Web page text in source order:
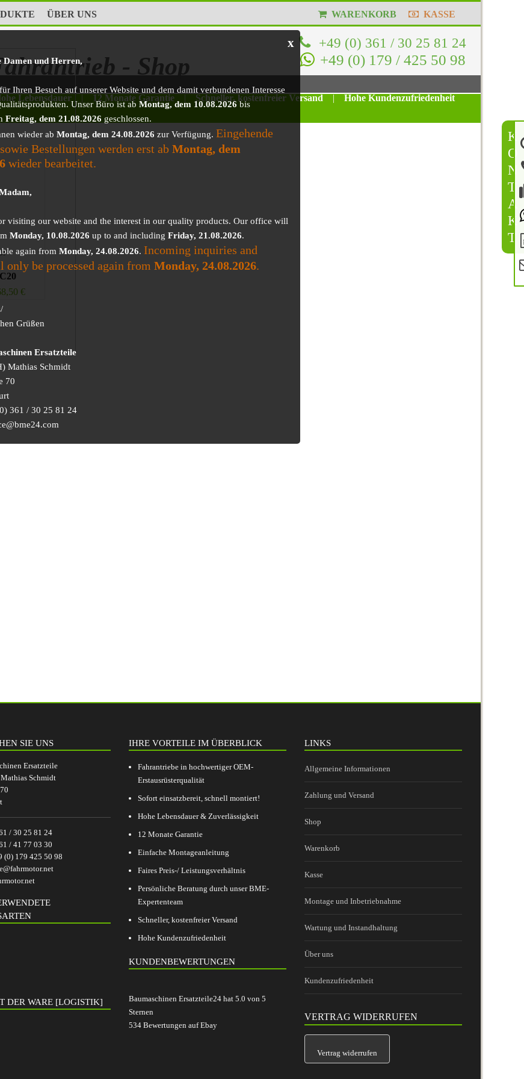
K
O
N
T
A
K
T
ÜBER UNS
WARENKORB KASSE
+49 (0) 361 / 30 25 81 24
+49 (0) 179 / 425 50 98
- Shop
x
Damen und Herren,
Ihren Besuch auf unserer Website und dem damit verbundenen Interesse
Unser Büro ist ab Montag, dem 10.08.2026bis
Freitag, dem 21.08.2026 geschlossen.
wieder ab Montag, dem 24.08.2026 zur Verfügung. Eingehende
Bestellungen werden erst ab Montag, dem
wieder bearbeitet.
visiting our website and the interest in our quality products. Our office will
Monday, 10.08.2026 up to and including Friday, 21.08.2026.
again from Monday, 24.08.2026. Incoming inquiries and
only be processed again from Monday, 24.08.2026.
Grüßen
Ersatzteile
Mathias Schmidt
70
361 / 30 25 81 24
Lebensdauer | 12 Monate Garantie | Schneller, kostenfreier Versand |
Hohe Kundenzufriedenheit
€
SIE UNS
Ersatzteile
Schmidt
/ 30 25 81 24
/ 41 77 03 30
(0) 179 425 50 98
DER WARE [LOGISTIK]
IHRE VORTEILE IM ÜBERBLICK
Fahrantriebe in hochwertiger OEM-
Erstausrüsterqualität
Sofort einsatzbereit, schnell montiert!
Hohe Lebensdauer & Zuverlässigkeit
12 Monate Garantie
Einfache Montageanleitung
Faires Preis-/ Leistungsverhältnis
Persönliche Beratung durch unser BME-
Expertenteam
Schneller, kostenfreier Versand
Hohe Kundenzufriedenheit
KUNDENBEWERTUNGEN
Baumaschinen Ersatzteile24 hat 5.0 von 5
Sternen
534 Bewertungen auf Ebay
LINKS
Allgemeine Informationen
Zahlung und Versand
Shop
Warenkorb
Kasse
Montage und Inbetriebnahme
Wartung und Instandhaltung
Über uns
Kundenzufriedenheit
VERTRAG WIDERRUFEN
Vertrag widerrufen